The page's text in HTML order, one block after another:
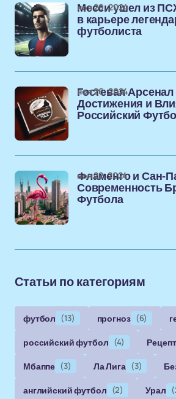
Месси ушел из
в карьере
футболиста
ноя 29, 2024
Гостевая
Достижения и
Российский
ноя 26, 2024
Фламенго и Сан-
Современность
Футбола
ноя 22, 2024
Статьи по категориям
футбол (13) прогноз (6)
российский футбол (4)
Мбаппе (3) Ла Лига (3)
английский футбол (2) Урал